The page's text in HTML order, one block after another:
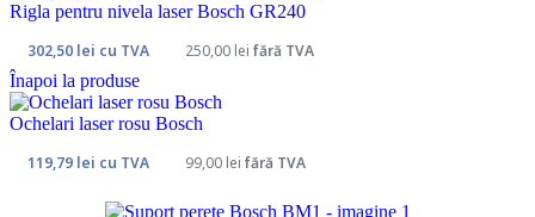
Rigla pentru nivela laser Bosch GR240
250,00 lei fără TVA
302,50 lei cu TVA
Înapoi la produse
Ochelari laser rosu Bosch
99,00 lei fără TVA
119,79 lei cu TVA